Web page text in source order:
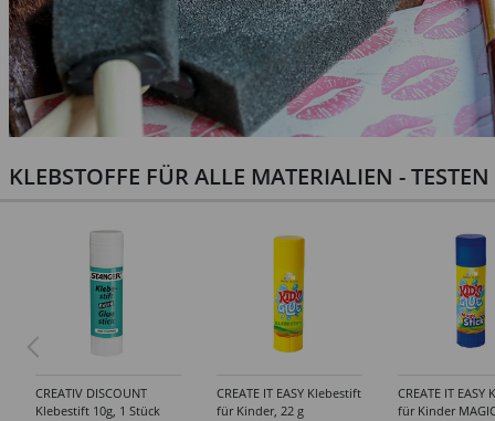
KLEBSTOFFE FÜR ALLE MATERIALIEN -
CREATIV DISCOUNT
Klebestift 10g, 1 Stück
CREATE IT EASY Klebestift
für Kinder, 22 g
CREATE IT
für Kinder